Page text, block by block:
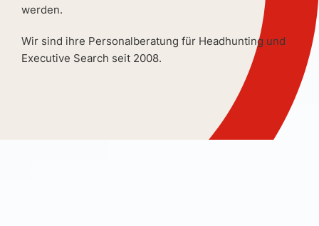
werden.
Wir sind ihre Personalberatung für Headhunting und
Executive Search seit 2008.